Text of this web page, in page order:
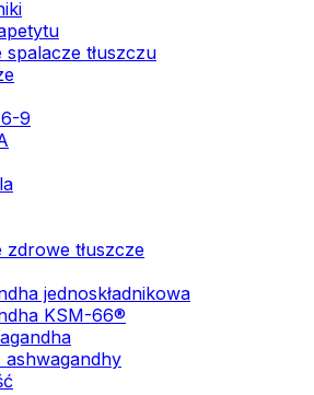
spalacze tłuszczu
9
zdrowe tłuszcze
jednoskładnikowa
KSM-66®
ashwagandhy